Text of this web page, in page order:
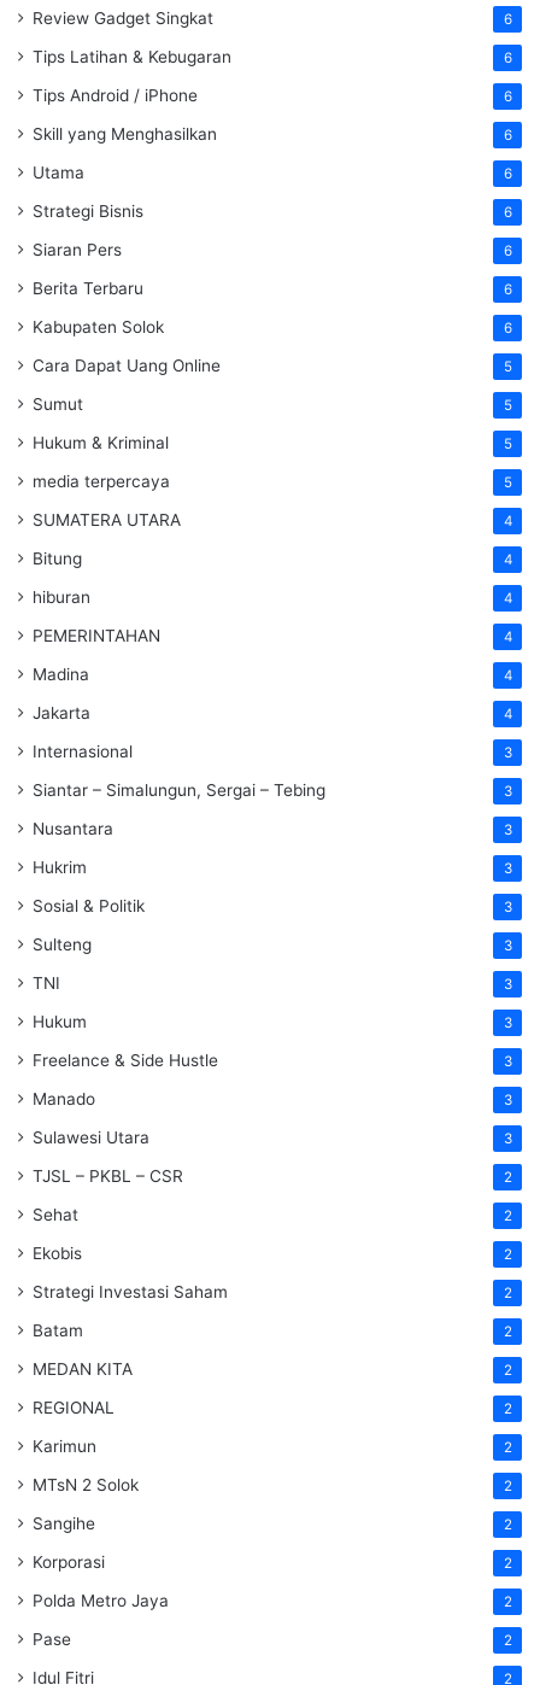
Review Gadget Singkat 6
Tips Latihan & Kebugaran 6
Tips Android / iPhone 6
Skill yang Menghasilkan 6
Utama 6
Strategi Bisnis 6
Siaran Pers 6
Berita Terbaru 6
Kabupaten Solok 6
Cara Dapat Uang Online 5
Sumut 5
Hukum & Kriminal 5
media terpercaya 5
SUMATERA UTARA 4
Bitung 4
hiburan 4
PEMERINTAHAN 4
Madina 4
Jakarta 4
Internasional 3
Siantar – Simalungun, Sergai – Tebing 3
Nusantara 3
Hukrim 3
Sosial & Politik 3
Sulteng 3
TNI 3
Hukum 3
Freelance & Side Hustle 3
Manado 3
Sulawesi Utara 3
TJSL – PKBL – CSR 2
Sehat 2
Ekobis 2
Strategi Investasi Saham 2
Batam 2
MEDAN KITA 2
REGIONAL 2
Karimun 2
MTsN 2 Solok 2
Sangihe 2
Korporasi 2
Polda Metro Jaya 2
Pase 2
Idul Fitri 2